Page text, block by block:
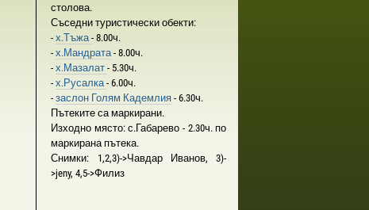
столова.
Съседни туристически обекти:
-х.Тъжа- 8.00ч.
-х.Мандрата - 8.00ч.
-х.Мазалат- 5.30ч.
-х.Русалка- 6.00ч.
-заслон Голям Кадемлия - 6.30ч.
Пътеките са маркирани.
Изходно място: с.Габарево - 2.30ч. по
маркирана пътека.
Снимки: 1,2,3)->Чавдар Иванов, 3)-
>jeny, 4,5->Филиз